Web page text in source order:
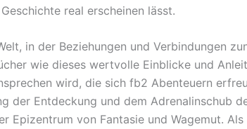
real erscheinen lässt.
in der Beziehungen und Verbindungen
wie dieses wertvolle Einblicke und
wird, die sich fb2 Abenteuern
der Entdeckung und dem Adrenalinschub
Epizentrum von Fantasie und Wagemut.